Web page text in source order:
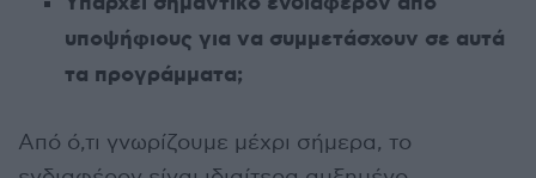
υποψήφιους για να συμμετάσχουν σε αυτά
τα προγράμματα;
Από ό,τι γνωρίζουμε μέχρι σήμερα, το